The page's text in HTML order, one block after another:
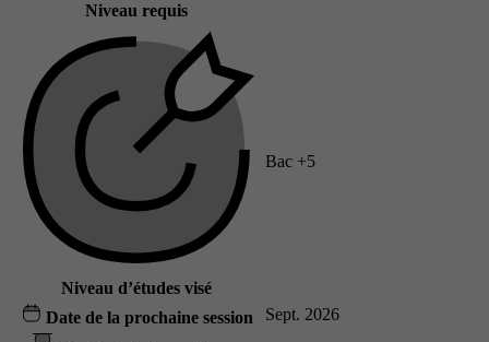
Niveau requis
Niveau d’études visé
Bac +5
Date de la prochaine session Sept. 2026